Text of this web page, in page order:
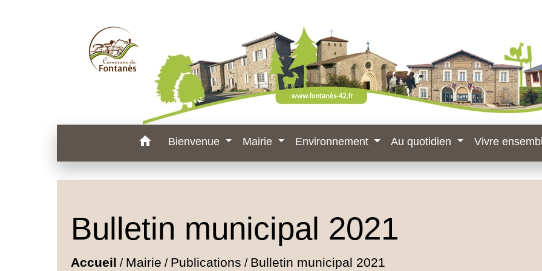
home Bienvenue Mairie Environnement Au quotidien Vivre
Bulletin municipal 2021
Accueil / Mairie / Publications / Bulletin municipal 2021